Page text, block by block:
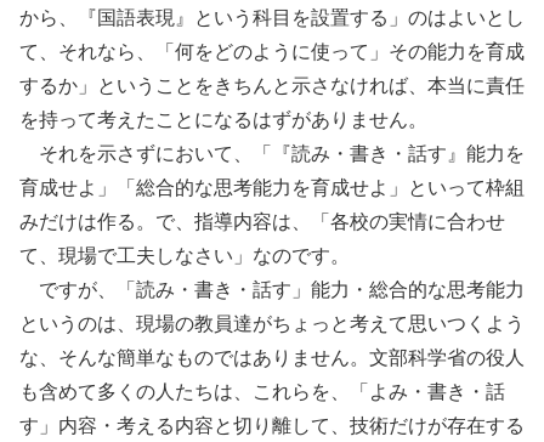
から、『国語表現』という科目を設置する」のはよいとし
て、それなら、「何をどのように使って」その能力を育成
するか」ということをきちんと示さなければ、本当に責任
を持って考えたことになるはずがありません。
それを示さずにおいて、「『読み・書き・話す』能力を
育成せよ」「総合的な思考能力を育成せよ」といって枠組
みだけは作る。で、指導内容は、「各校の実情に合わせ
て、現場で工夫しなさい」なのです。
ですが、「読み・書き・話す」能力・総合的な思考能力
というのは、現場の教員達がちょっと考えて思いつくよう
な、そんな簡単なものではありません。文部科学省の役人
も含めて多くの人たちは、これらを、「よみ・書き・話
す」内容・考える内容と切り離して、技術だけが存在する